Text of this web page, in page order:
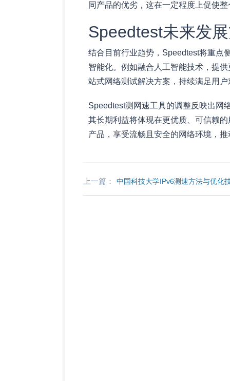
同产品的优劣，这在一定程度上促使
Speedtest未来发
结合目前行业趋势，Speedtest将重点
智能化。例如融合人工智能技术，提
站式网络测试解决方案，持续满足用
Speedtest测网速工具的调整反映出网
其长期利益将体现在更优质、可信赖
产品，享受流畅且安全的网络环境，
上一篇： 中国科技大学IPv6测速方法与优化